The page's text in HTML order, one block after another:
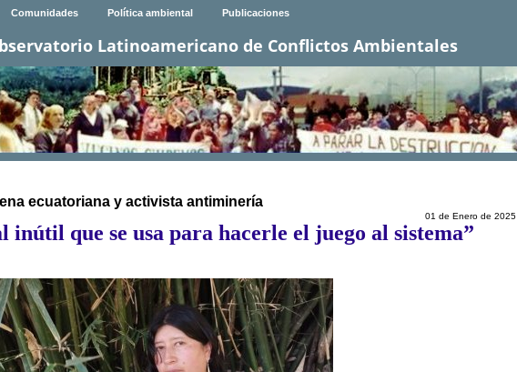
Comunidades Política ambiental Publicaciones
Latinoamericano de Conflictos Ambientales
ecuatoriana y activista antiminería
01 de Enero de 2025
inútil que se usa para hacerle el juego al sistema”